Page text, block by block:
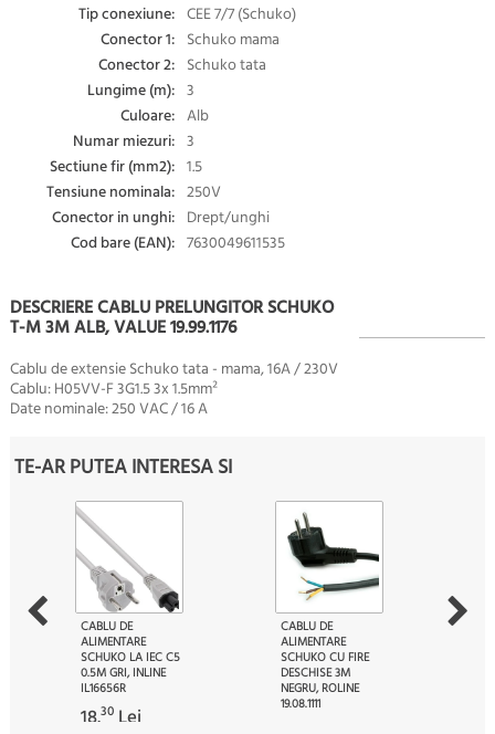
Tip conexiune: CEE 7/7 (Schuko)
Conector 1: Schuko mama
Conector 2: Schuko tata
Lungime (m): 3
Culoare: Alb
Numar miezuri: 3
Sectiune fir (mm2): 1.5
Tensiune nominala: 250V
Conector in unghi: Drept/unghi
Cod bare (EAN): 7630049611535
DESCRIERE CABLU PRELUNGITOR SCHUKO
T-M 3M ALB, VALUE 19.99.1176
Cablu de extensie Schuko tata - mama, 16A / 230V
Cablu: H05VV-F 3G1.5 3x 1.5mm²
Date nominale: 250 VAC / 16 A
TE-AR PUTEA INTERESA SI
CABLU DE
ALIMENTARE
SCHUKO LA IEC C5
0.5M GRI, INLINE
IL16656R
18.30 Lei
CABLU DE
ALIMENTARE
SCHUKO CU FIRE
DESCHISE 3M
NEGRU, ROLINE
19.08.1111